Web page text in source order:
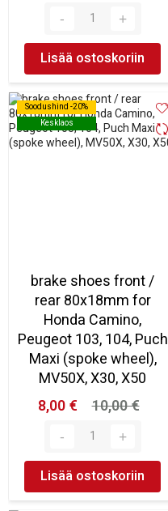
Lisää ostoskoriin
Soodushind -20%
Kesklaos
Soodushind -20%
Kesklaos
brake shoes front /
rear 80x18mm for
Honda Camino,
Peugeot 103, 104, Puch
Maxi (spoke wheel),
MV50X, X30, X50
8,00 €
10,00 €
Lisää ostoskoriin